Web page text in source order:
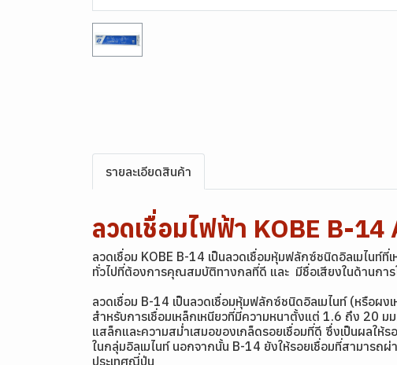
รายละเอียดสินค้า
ลวดเชื่อมไฟฟ้า KOBE B-
ลวดเชื่อม KOBE B-14 เป็นลวดเชื่อมหุ้มฟลักซ์ชนิดอิลเมไนท์ที่
ทั่วไปที่ต้องการคุณสมบัติทางกลที่ดี และ มีชื่อเสียงในด้านการ
ลวดเชื่อม B-14 เป็นลวดเชื่อมหุ้มฟลักซ์ชนิดอิลเมไนท์ (หรือผ
สำหรับการเชื่อมเหล็กเหนียวที่มีความหนาตั้งแต่ 1.6 ถึง 20 ม
แสล็กและความสม่ำเสมอของเกล็ดรอยเชื่อมที่ดี ซึ่งเป็นผลให้
ในกลุ่มอิลเมไนท์ นอกจากนั้น B-14 ยังให้รอยเชื่อมที่สามารถ
ประเทศญี่ปุ่น